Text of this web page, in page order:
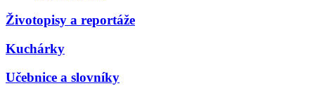
Životopisy a reportáže
Kuchárky
Učebnice a slovníky